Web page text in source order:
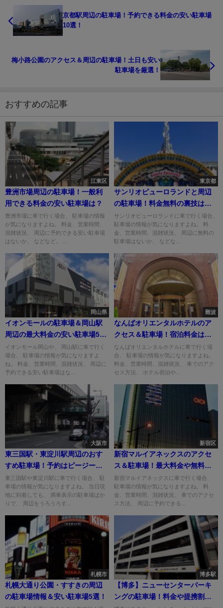
京都駅周辺の駐車場！予約できる料金の安い駐車場
10選！
梅小路公園のアクセス＆周辺の駐車場！土日も安い
駐車場を厳選！
おすすめの記事
江東区
豊洲市場周辺の駐車場！一般利
用できる料金の安い駐車場は？
豊洲市場に車で行く場合、 駐車場の情報
が気になりますよね。 料金、営業時間、
混雑状況、 周辺に予約できる安い駐車場
はないか、 などなど。 ...
東京都
サンリオピューロランドと周辺
の駐車場！料金無料の裏技はあ
る？
サンリオピューロランドに車で行く場合、
駐車場の情報が気になりますよね。 料
金、営業時間、混雑状況、 周辺に無料の
駐車場はないか、 などな...
岡山県
イオンモールの駐車場＆岡山駅
周辺の最大料金の安い駐車場5
選！
イオンモール岡山や、 岡山駅に車で行く
場合、 駐車場の情報が気になりますよ
ね。 料金、営業時間、混雑状況、 周辺に
予約できる安い駐車場はな...
難波
なんばオリエンタルホテルのア
クセス＆駐車場！宿泊料金は安
い？
なんばオリエンタルホテルに車で行く場
合、 駐車場の情報が気になりますよね。
料金、営業時間、混雑状況、 車でのアク
セス方法、 ホテル宿泊や...
大阪市
東三国駅・東淀川駅周辺のおす
すめ駐車場！予約はピージーが
おすすめ！
東三国駅や東淀川駅に車で行く場合、 駐
車場の情報が気になりますよね。 当日現
地に到着しても、 満車表示の駐車場ばか
りで、 周辺をうろうろす...
新宿区
新宿マルイアネックスのアクセ
ス＆駐車場！最大料金や無料割
引は？
新宿マルイアネックスに車で行く場合、
駐車場の情報が気になりますよね。 料
金、営業時間、混雑状況、 車でのアクセ
ス方法、 周辺に予約できる...
札幌市
札幌大通り公園・すすきの周辺
の駐車場情報＆安い駐車場5選！
博多駅
【博多】ニューセンターパーキ
ングの駐車場！料金や提携割引